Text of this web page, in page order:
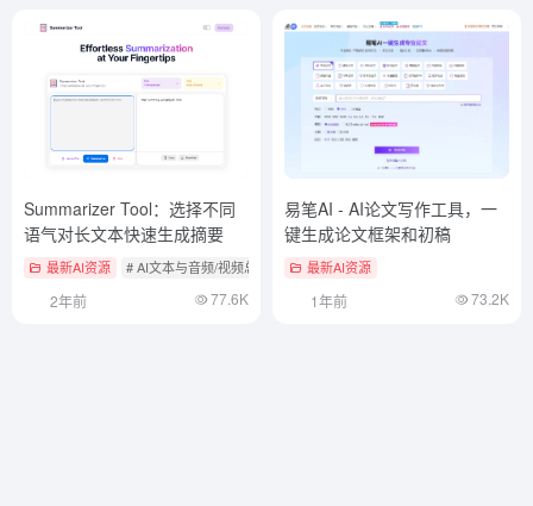
Summarizer Tool：选择不同
语气对长文本快速生成摘要
最新AI资源 # AI文本与音频/视频总结工具
2年前 77.6K
易笔AI - AI论文写作工具，一
键生成论文框架和初稿
最新AI资源
1年前 73.2K